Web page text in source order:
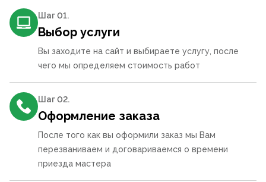
Шаг 01.
Выбор услуги
Вы заходите на сайт и выбираете услугу, после
чего мы определяем стоимость работ
Шаг 02.
Оформление заказа
После того как вы оформили заказ мы Вам
перезваниваем и договариваемся о времени
приезда мастера